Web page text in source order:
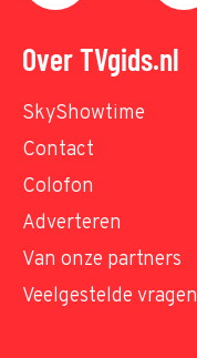
Over TVgids.nl
SkyShowtime
Contact
Colofon
Adverteren
Van onze partners
Veelgestelde vragen